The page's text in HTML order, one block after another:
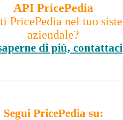
API PricePedia
PricePedia nel tuo
aziendale?
di più, contattaci
Segui PricePedia su: